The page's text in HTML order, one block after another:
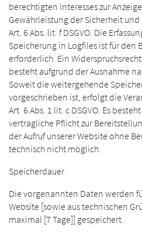
berechtigten Interesses zur
Gewährleistung der Sicherheit
Art. 6 Abs. lit. f DSGVO. Die
Speicherung in Logfiles ist für den
erforderlich. Ein
besteht aufgrund der Ausnahme
Soweit die weitergehende
vorgeschrieben ist, erfolgt die
Art. 6 Abs. 1 lit. c DSGVO. Es
vertragliche Pflicht zur
der Aufruf unserer Website ohne
technisch nicht möglich.
Speicherdauer
Die vorgenannten Daten werden
Website [sowie aus technischen
maximal [7 Tage]] gespeichert.